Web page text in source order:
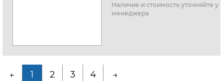
Наличие и стоимость уточняйте у
менеджера
← 1 2 3 4 →